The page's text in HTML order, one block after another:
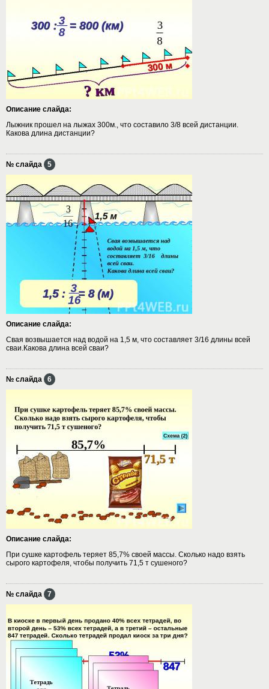
Описание слайда:
Лыжник прошел на лыжах 300м., что составило 3/8 всей дистанции.
Какова длина дистанции?
№ слайда 5
Описание слайда:
Свая возвышается над водой на 1,5 м, что составляет 3/16 длины всей
сваи.Какова длина всей сваи?
№ слайда 6
Описание слайда:
При сушке картофель теряет 85,7% своей массы. Сколько надо взять
сырого картофеля, чтобы получить 71,5 т сушеного?
№ слайда 7